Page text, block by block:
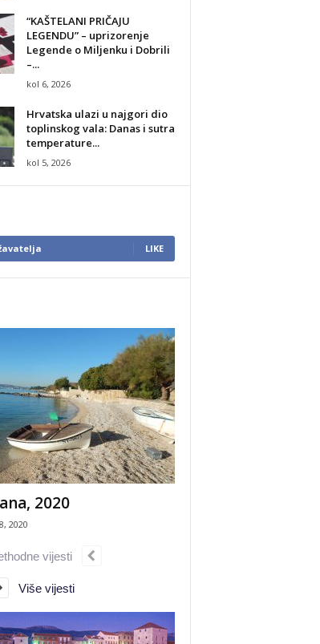
“KAŠTELANI PRIČAJU
LEGENDU” – uprizorenje
Legende o Miljenku i Dobrili
–...
kol 6, 2026
Hrvatska ulazi u najgori dio
toplinskog vala: Danas i sutra
temperature...
kol 5, 2026
LIKE
2020
2020
vijesti
Više vijesti